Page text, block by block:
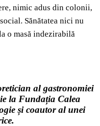
nimic adus din colonii,
Sănătatea nici nu
o masă indezirabilă
al gastronomiei
la Fundația Calea
și coautor al unei